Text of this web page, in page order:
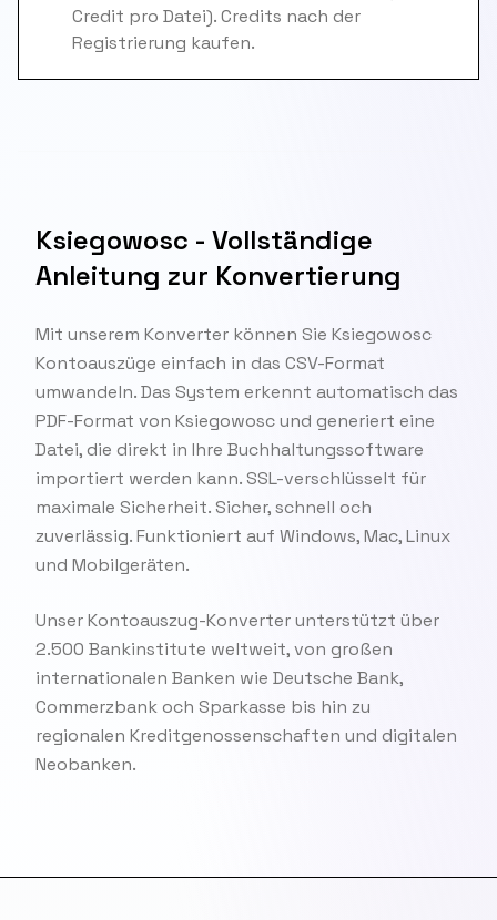
Credit pro Datei). Credits nach der
Registrierung kaufen.
Ksiegowosc - Vollständige
Anleitung zur Konvertierung
Mit unserem Konverter können Sie Ksiegowosc
Kontoauszüge einfach in das CSV-Format
umwandeln. Das System erkennt automatisch das
PDF-Format von Ksiegowosc und generiert eine
Datei, die direkt in Ihre Buchhaltungssoftware
importiert werden kann. SSL-verschlüsselt für
maximale Sicherheit. Sicher, schnell och
zuverlässig. Funktioniert auf Windows, Mac, Linux
und Mobilgeräten.
Unser Kontoauszug-Konverter unterstützt über
2.500 Bankinstitute weltweit, von großen
internationalen Banken wie Deutsche Bank,
Commerzbank och Sparkasse bis hin zu
regionalen Kreditgenossenschaften und digitalen
Neobanken.